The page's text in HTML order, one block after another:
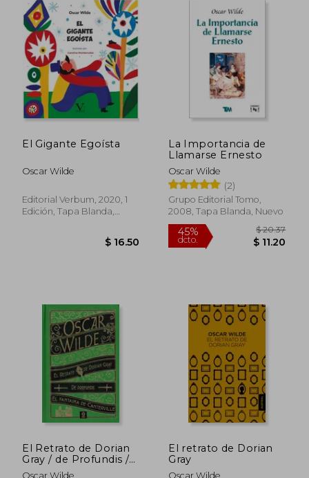
$ 15.00
45%
dcto.
$ 15.50
El Gigante Egoísta
Oscar Wilde
Editorial Verbum, 2020, 1
Edición, Tapa Blanda,
La Importancia de
Llamarse Ernesto
Oscar Wilde
(2)
Grupo Editorial Tomo,
2008, Tapa Blanda, Nuevo
El Retrato de Dorian
Gray / de Profundis /
el Fantasma de
Oscar Wilde
El retrato de Dorian
Gray
Oscar Wilde